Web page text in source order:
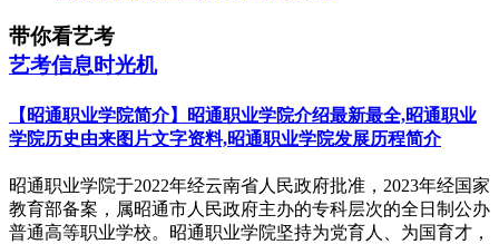
带你看艺考
艺考信息时光机
【昭通职业学院简介】昭通职业学院介绍最新最全,昭通职业
学院历史由来图片文字资料,昭通职业学院发展历程简介
昭通职业学院于2022年经云南省人民政府批准，2023年经国家
教育部备案，属昭通市人民政府主办的专科层次的全日制公办
普通高等职业学校。昭通职业学院坚持为党育人、为国育才，